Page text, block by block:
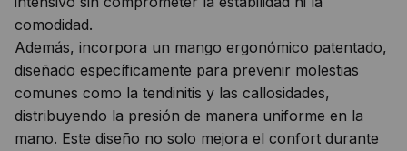
comodidad.
Además, incorpora un mango ergonómico patentado,
diseñado específicamente para prevenir molestias
comunes como la tendinitis y las callosidades,
distribuyendo la presión de manera uniforme en la
mano. Este diseño no solo mejora el confort durante